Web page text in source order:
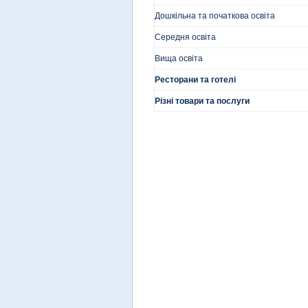
Дошкільна та початкова освіта
Середня освіта
Вища освіта
Ресторани та готелі
Різні товари та послуги